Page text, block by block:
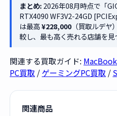
まとめ:2026年08月時点で「
RTX4090 WF3V2-24GD
は最高¥228,000（買取ルデヤ
較し、最も高く売れる店舗を見
関連する買取ガイド:
PC買取 / ゲーミングPC買取 /
関連商品